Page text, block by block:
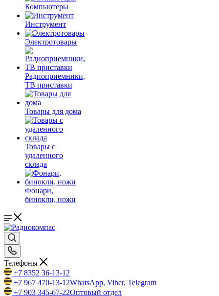
Компьютеры
Инструмент
Электротовары
Радиоприемники,
ТВ приставки
Товары для дома
Товары с
удаленного
склада
Фонари,
бинокли, ножи
Телефоны
+7 8352 36-13-12
+7 967 470-13-12WhatsApp, Viber, Telegram
+7 903 345-67-22Оптовый отдел